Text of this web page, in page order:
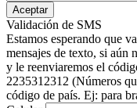
Aceptar
Validación de SMS
Estamos esperando que
mensajes de texto, si
y le reenviaremos el
2235312312 (Números
código de país. Ej: para